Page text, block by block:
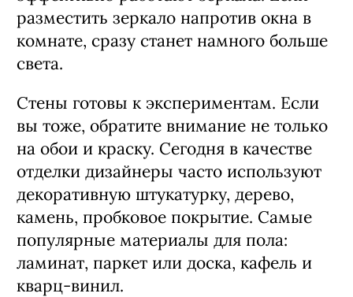
разместить зеркало напротив окна в
комнате, сразу станет намного больше
света.
Стены готовы к экспериментам. Если
вы тоже, обратите внимание не только
на обои и краску. Сегодня в качестве
отделки дизайнеры часто используют
декоративную штукатурку, дерево,
камень, пробковое покрытие. Самые
популярные материалы для пола:
ламинат, паркет или доска, кафель и
кварц-винил.